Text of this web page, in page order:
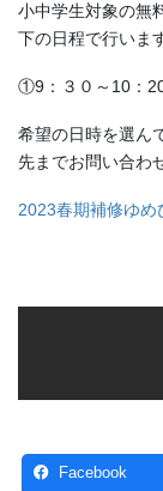
小中学生対象の無
下の日程で行いま
①9：３０～10：
希望の日時を選ん
先までお問い合わ
2023春期補修ゆめ
Facebook